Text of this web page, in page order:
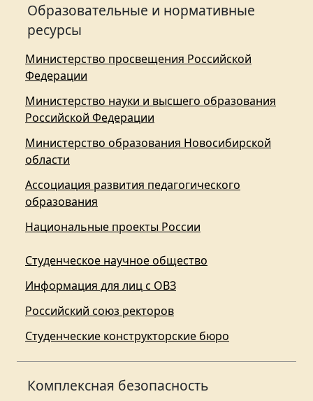
Образовательные и нормативные
ресурсы
Министерство просвещения Российской
Федерации
Министерство науки и высшего образования
Российской Федерации
Министерство образования Новосибирской
области
Ассоциация развития педагогического
образования
Национальные проекты России
Студенческое научное общество
Информация для лиц с ОВЗ
Российский союз ректоров
Студенческие конструкторские бюро
Комплексная безопасность